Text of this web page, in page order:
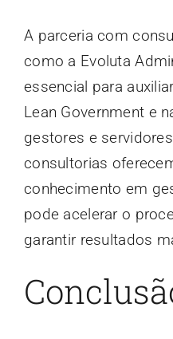
A parceria com
como a Evoluta
essencial para
Lean Government e
gestores e
consultorias
conhecimento em
pode acelerar o
garantir resultados